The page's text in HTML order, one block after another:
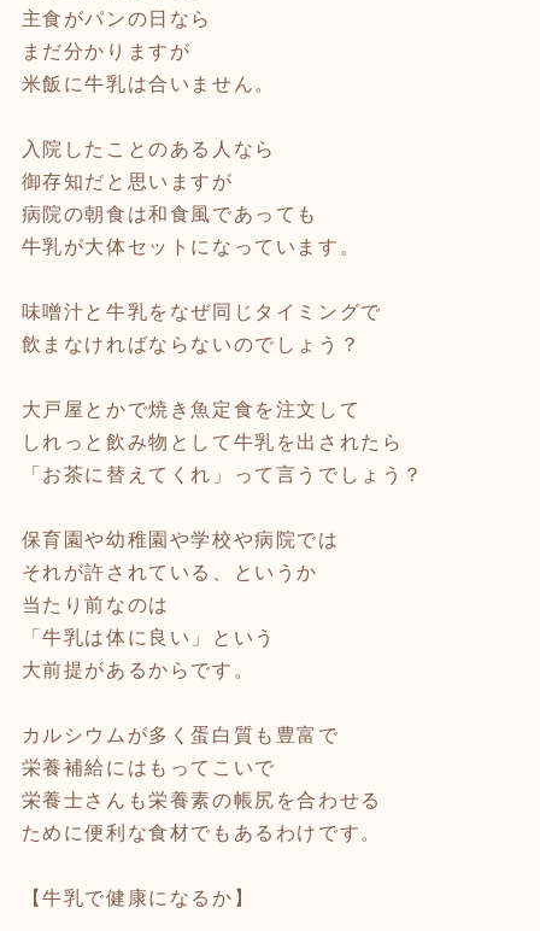
主食がパンの日なら
まだ分かりますが
米飯に牛乳は合いません。
入院したことのある人なら
御存知だと思いますが
病院の朝食は和食風であっても
牛乳が大体セットになっています。
味噌汁と牛乳をなぜ同じタイミングで
飲まなければならないのでしょう？
大戸屋とかで焼き魚定食を注文して
しれっと飲み物として牛乳を出されたら
「お茶に替えてくれ」って言うでしょう？
保育園や幼稚園や学校や病院では
それが許されている、というか
当たり前なのは
「牛乳は体に良い」という
大前提があるからです。
カルシウムが多く蛋白質も豊富で
栄養補給にはもってこいで
栄養士さんも栄養素の帳尻を合わせる
ために便利な食材でもあるわけです。
【牛乳で健康になるか】